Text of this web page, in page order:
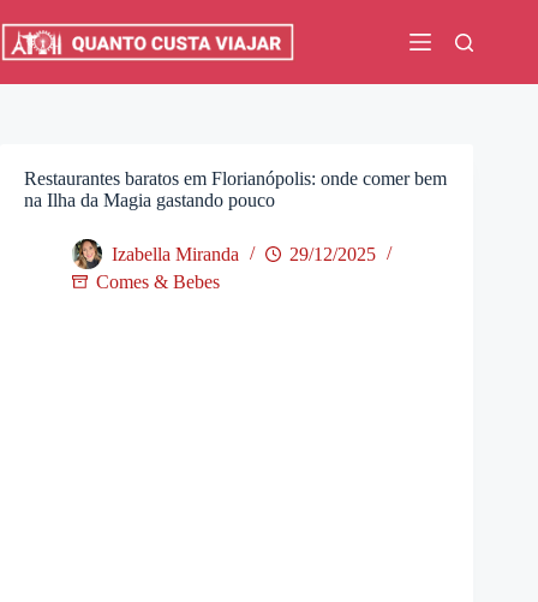
para
Restaurantes baratos em Florianópolis: onde comer bem
na Ilha da Magia gastando pouco
Izabella Miranda
29/12/2025
Comes & Bebes